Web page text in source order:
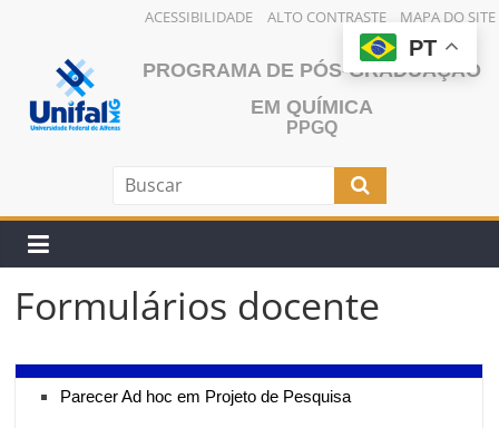
ACESSIBILIDADE ALTO CONTRASTE MAPA DO SITE
conteúdo
PROGRAMA DE PÓS-GRADUAÇÃO
EM QUÍMICA
PPGQ
Formulários docente
Parecer Ad hoc em Projeto de Pesquisa
PT